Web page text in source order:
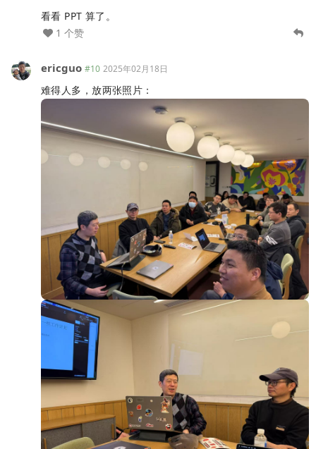
看看 PPT 算了。
1 个赞
ericguo #10 2025年02月18日
难得人多，放两张照片：